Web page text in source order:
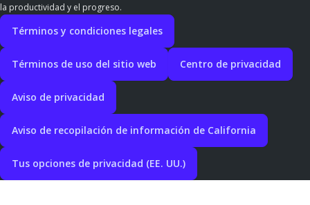
la productividad y el progreso.
Términos y condiciones legales
Términos de uso del sitio web Centro de privacidad
Aviso de privacidad
Aviso de recopilación de información de California
Tus opciones de privacidad (EE. UU.)